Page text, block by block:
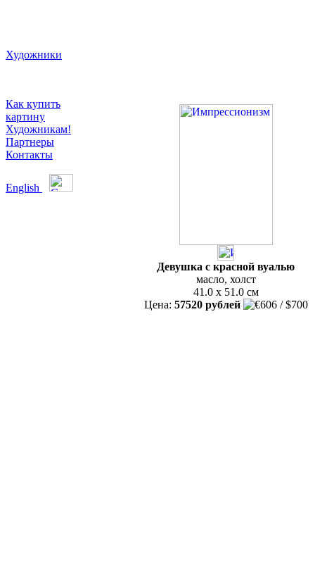
Художники
Как купить
картину
Художникам!
Партнеры
Контакты
English
Девушка с красной вуалью
масло, холст
41.0 x 51.0 см
Цена: 57520 рублей